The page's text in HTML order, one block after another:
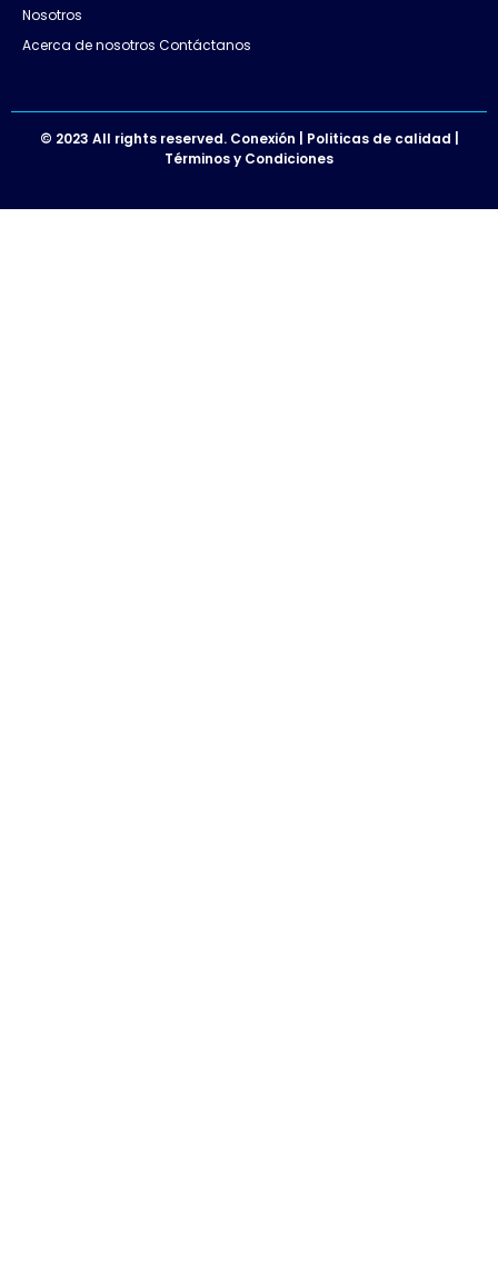
Nosotros
Acerca de nosotros Contáctanos
© 2023 All rights reserved. Conexión | Politicas de calidad |
Términos y Condiciones